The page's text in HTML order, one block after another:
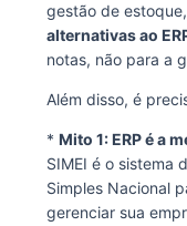
gestão de
alternativas ao
notas, não para a
Além disso, é
* Mito 1: ERP é a
SIMEI é o sistema
Simples Nacional
gerenciar sua